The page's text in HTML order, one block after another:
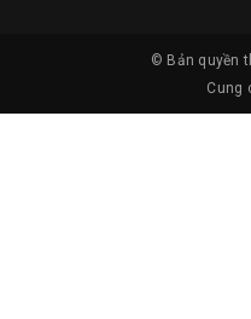
© Bản quyền
Cung